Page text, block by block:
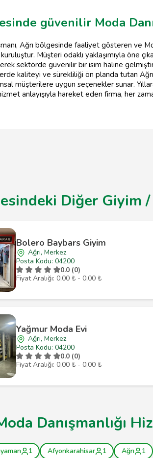
güvenilir Moda
Ağrı bölgesinde faaliyet gösteren ve
Müşteri odaklı yaklaşımıyla öne
sektörde güvenilir bir isim haline gelmiştir.
kaliteyi ve sürekliliği ön planda tutan Ağrı
müşterilere uygun seçenekler sunar.
anlayışıyla hareket eden firma, her
Diğer
Bolero Baybars Giyim
Ağrı, Merkez
Posta Kodu: 04200
0.0 (0)
Fiyat Aralığı: 0,00 ₺ - 0,00 ₺
Yağmur Moda Evi
Ağrı, Merkez
Posta Kodu: 04200
0.0 (0)
Fiyat Aralığı: 0,00 ₺ - 0,00 ₺
Danışmanlığı
1 Afyonkarahisar 1 Ağrı 1